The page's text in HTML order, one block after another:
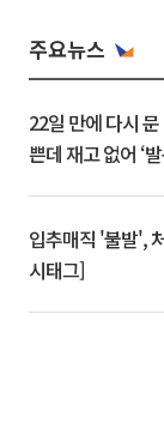
주요뉴스
22일 만에 다시
쁜데 재고 없어 ‘
입추매직 '불발',
시태그]